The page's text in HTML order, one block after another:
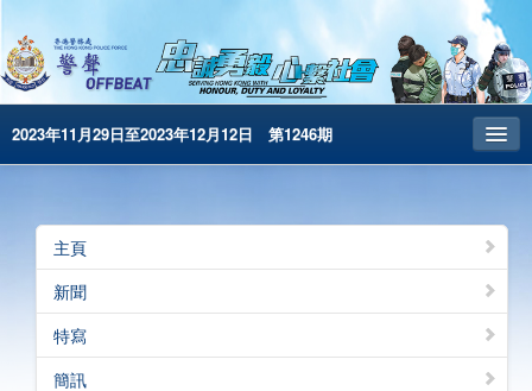
2023年11月29日至2023年12月12日 第1246期
昔日警聲
警務處主頁
简体版
English
主頁
新聞
特寫
簡訊